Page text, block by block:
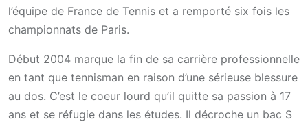
l’équipe de France de Tennis et a remporté six fois les
championnats de Paris.
Début 2004 marque la fin de sa carrière professionnelle
en tant que tennisman en raison d’une sérieuse blessure
au dos. C’est le coeur lourd qu’il quitte sa passion à 17
ans et se réfugie dans les études. Il décroche un bac S